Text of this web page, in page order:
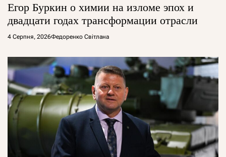
Егор Буркин о химии на изломе эпох и
двадцати годах трансформации отрасли
4 Серпня, 2026Федоренко Світлана